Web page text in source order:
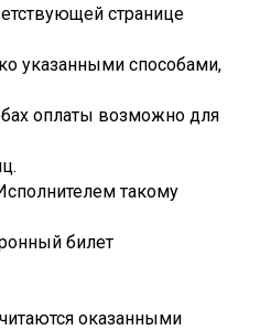
странице
указанными способами,
оплаты возможно для
такому
билет
оказанными